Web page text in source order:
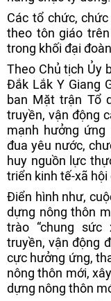
Các tổ chức,
theo tôn giáo
trong khối đại
Theo Chủ tịch Ủy
Đắk Lắk Y Giang
ban Mặt trận Tổ
truyền, vận động
mạnh hưởng
đua yêu nước,
huy nguồn lực
triển kinh tế-xã hội
Điển hình như,
dựng nông thôn
trào “chung sức
truyền, vận động
cực hưởng ứng,
nông thôn mới,
dựng nông thôn